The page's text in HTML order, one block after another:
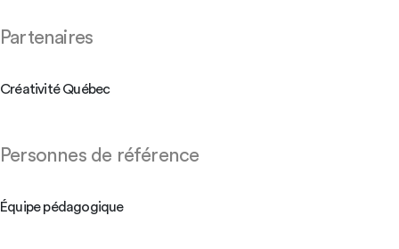
Partenaires
Créativité Québec
Personnes de référence
Équipe pédagogique